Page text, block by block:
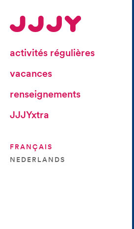
activités régulières
vacances
renseignements
JJJYxtra
FRANÇAIS
NEDERLANDS